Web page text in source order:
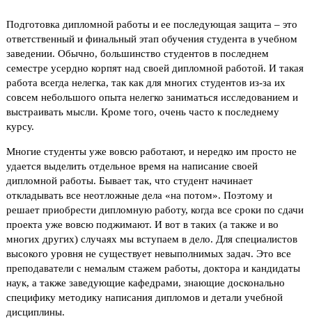
Подготовка дипломной работы и ее последующая защита – это
ответственный и финальный этап обучения студента в учебном
заведении. Обычно, большинство студентов в последнем
семестре усердно корпят над своей дипломной работой. И такая
работа всегда нелегка, так как для многих студентов из-за их
совсем небольшого опыта нелегко заниматься исследованием и
выстраивать мысли. Кроме того, очень часто к последнему
курсу.
Многие студенты уже вовсю работают, и нередко им просто не
удается выделить отдельное время на написание своей
дипломной работы. Бывает так, что студент начинает
откладывать все неотложные дела «на потом». Поэтому и
решает приобрести дипломную работу, когда все сроки по сдачи
проекта уже вовсю поджимают. И вот в таких (а также и во
многих других) случаях мы вступаем в дело. Для специалистов
высокого уровня не существует невыполнимых задач. Это все
преподаватели с немалым стажем работы, доктора и кандидаты
наук, а также заведующие кафедрами, знающие досконально
специфику методику написания дипломов и детали учебной
дисциплины.